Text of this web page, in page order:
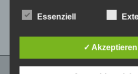
von
0
von
Datenschutz-Grundverordnung
wurden. Unsere
Geschäftspartner einfach lesbar
Um dies zu gewährleisten,
verwendeten Begrifflichkeiten
Essenziell
✓ Akzeptieren